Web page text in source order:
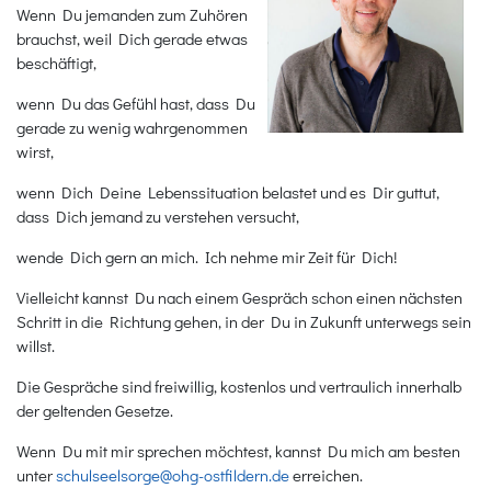
Wenn Du jemanden zum Zuhören
brauchst, weil Dich gerade etwas
beschäftigt,
wenn Du das Gefühl hast, dass Du
gerade zu wenig wahrgenommen
wirst,
wenn Dich Deine Lebenssituation belastet und es Dir guttut,
dass Dich jemand zu verstehen versucht,
wende Dich gern an mich. Ich nehme mir Zeit für Dich!
Vielleicht kannst Du nach einem Gespräch schon einen nächsten
Schritt in die Richtung gehen, in der Du in Zukunft unterwegs sein
willst.
Die Gespräche sind freiwillig, kostenlos und vertraulich innerhalb
der geltenden Gesetze.
Wenn Du mit mir sprechen möchtest, kannst Du mich am besten
unterschulseelsorge@ohg-ostfildern.deerreichen.